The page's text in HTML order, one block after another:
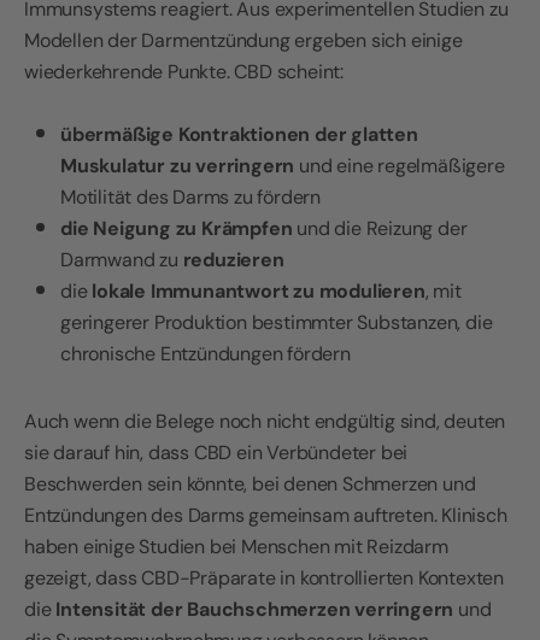
Immunsystems reagiert. Aus experimentellen Studien zu
Modellen der Darmentzündung ergeben sich einige
wiederkehrende Punkte.CBD scheint:
übermäßige Kontraktionen der glatten
Muskulatur zu verringern und eine regelmäßigere
Motilität des Darms zu fördern
die Neigung zu Krämpfen und die Reizung der
Darmwand zu reduzieren
dielokale Immunantwort zu modulieren, mit
geringerer Produktion bestimmter Substanzen, die
chronische Entzündungen fördern
Auch wenn die Belege noch nicht endgültig sind, deuten
sie darauf hin, dass CBD ein Verbündeter bei
Beschwerden sein könnte, bei denen Schmerzen und
Entzündungen des Darms gemeinsam auftreten. Klinisch
haben einige Studien bei Menschen mit Reizdarm
gezeigt, dass CBD-Präparate in kontrollierten Kontexten
dieIntensität der Bauchschmerzen verringern und